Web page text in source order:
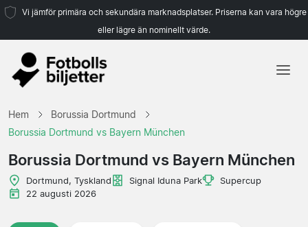
Vi jämför primära och sekundära marknadsplatser. Priserna kan vara högre
eller lägre än nominellt värde.
Lag
Ligor
Resebyråer
Hem
Borussia Dortmund
Borussia Dortmund vs Bayern München
Borussia Dortmund vs Bayern München
Dortmund, Tyskland Signal Iduna Park
Supercup
22 augusti 2026